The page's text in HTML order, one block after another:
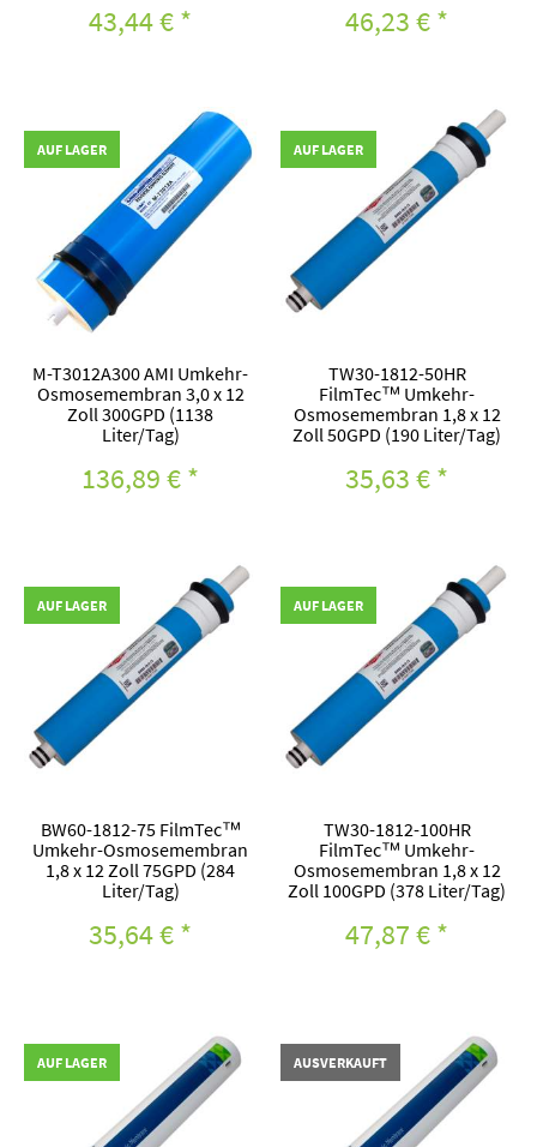
43,44 €* 46,23 €*
AUF LAGER
M-T3012A300 AMI Umkehr-
Osmosemembran 3,0 x 12
Zoll 300GPD (1138
Liter/Tag)
136,89 €*
AUF LAGER
TW30-1812-50HR
FilmTec™ Umkehr-
Osmosemembran 1,8 x 12
Zoll 50GPD (190 Liter/Tag)
35,63 €*
AUF LAGER
BW60-1812-75 FilmTec™
Umkehr-Osmosemembran
1,8 x 12 Zoll 75GPD (284
Liter/Tag)
35,64 €*
AUF LAGER
TW30-1812-100HR
FilmTec™ Umkehr-
Osmosemembran 1,8 x 12
Zoll 100GPD (378 Liter/Tag)
47,87 €*
AUF LAGER AUSVERKAUFT